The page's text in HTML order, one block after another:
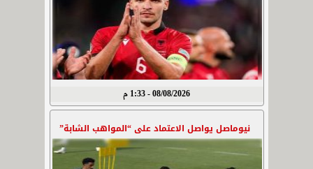
08/08/2026 - 1:33 م
نيوماصل يواصل الاعتماد على “المواهب الشابة”